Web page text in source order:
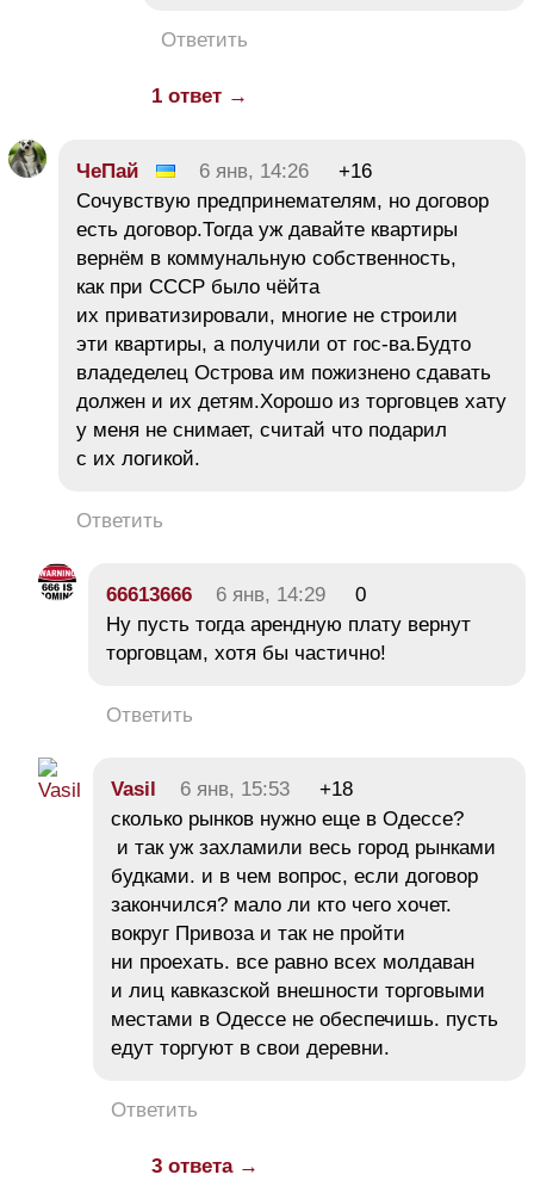
Ответить
1 ответ →
ЧеПай 6 янв, 14:26
+16
Сочувствую предпринемателям, но договор
есть договор.Тогда уж давайте квартиры
вернём в коммунальную собственность,
как при СССР было чёйта
их приватизировали, многие не строили
эти квартиры, а получили от гос-ва.Будто
владеделец Острова им пожизнено сдавать
должен и их детям.Хорошо из торговцев хату
у меня не снимает, считай что подарил
с их логикой.
Ответить
66613666 6 янв, 14:29
0
Ну пусть тогда арендную плату вернут
торговцам, хотя бы частично!
Ответить
Vasil 6 янв, 15:53
+18
сколько рынков нужно еще в Одессе?
и так уж захламили весь город рынками
будками. и в чем вопрос, если договор
закончился? мало ли кто чего хочет.
вокруг Привоза и так не пройти
ни проехать. все равно всех молдаван
и лиц кавказской внешности торговыми
местами в Одессе не обеспечишь. пусть
едут торгуют в свои деревни.
Ответить
3 ответа →